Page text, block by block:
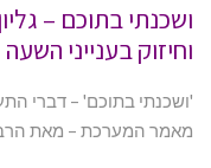
וחיזוק בענייני השעה
מאמר המערכת – מאת